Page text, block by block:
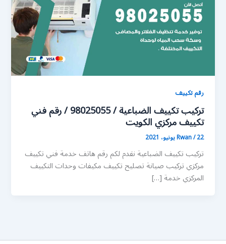
رقم تكييف
تركيب تكييف الضباعية / 98025055 / رقم فني
تكييف مركزي الكويت
Rwan/22 يونيو، 2021
تركيب تكييف الضباعية نقدم لكم رقم هاتف خدمة فني تكييف
مركزي تركيب صيانة تصليح تكييف مكيفات وحدات التكييف
المركزي خدمة […]